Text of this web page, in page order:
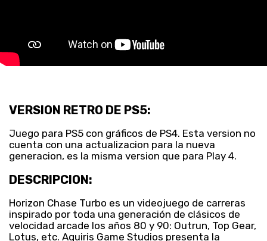
VERSION RETRO DE PS5:
Juego para PS5 con gráficos de PS4. Esta version no
cuenta con una actualizacion para la nueva
generacion, es la misma version que para Play 4.
DESCRIPCION:
Horizon Chase Turbo es un videojuego de carreras
inspirado por toda una generación de clásicos de
velocidad arcade los años 80 y 90: Outrun, Top Gear,
Lotus, etc. Aquiris Game Studios presenta la